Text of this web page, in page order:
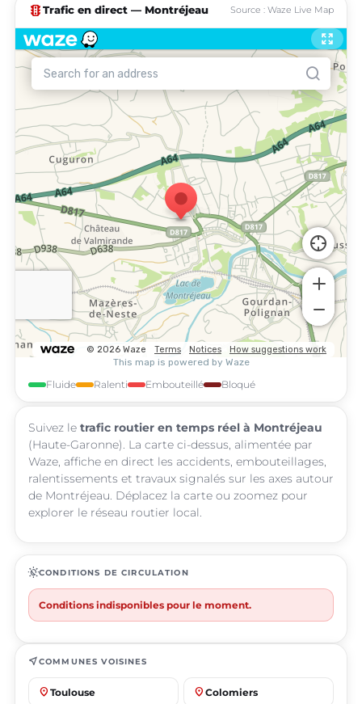
traffic Trafic en direct — Montréjeau Source : Waze Live Map
Fluide Ralenti Embouteillé Bloqué
Suivez le trafic routier en temps réel à Montréjeau
(Haute-Garonne). La carte ci-dessus, alimentée par
Waze, affiche en direct les accidents, embouteillages,
ralentissements et travaux signalés sur les axes autour
de Montréjeau. Déplacez la carte ou zoomez pour
explorer le réseau routier local.
routineCONDITIONS DE CIRCULATION
Conditions indisponibles pour le moment.
near_meCOMMUNES VOISINES
place Toulouse place Colomiers